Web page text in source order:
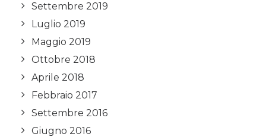
Settembre 2019
Luglio 2019
Maggio 2019
Ottobre 2018
Aprile 2018
Febbraio 2017
Settembre 2016
Giugno 2016